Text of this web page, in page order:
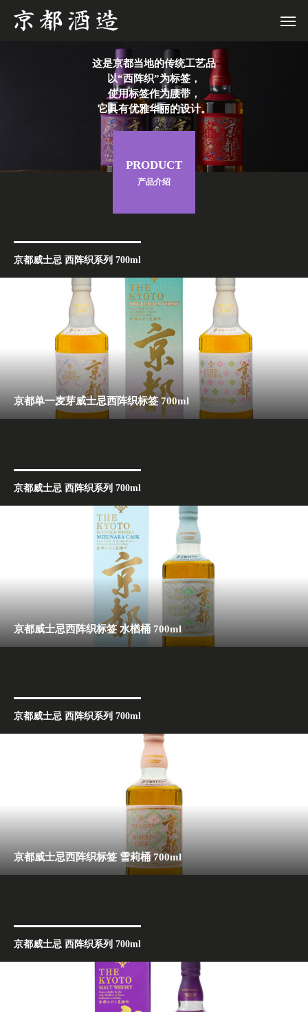
这是京都当地的传统工艺品
以“西阵织”为标签，
使用标签作为腰带，
它具有优雅华丽的设计。
PRODUCT
产品介绍
京都威士忌 西阵织系列 700ml
京都单一麦芽威士忌西阵织标签 700ml
京都威士忌 西阵织系列 700ml
京都威士忌西阵织标签 水楢桶 700ml
京都威士忌 西阵织系列 700ml
京都威士忌西阵织标签 雪莉桶 700ml
京都威士忌 西阵织系列 700ml